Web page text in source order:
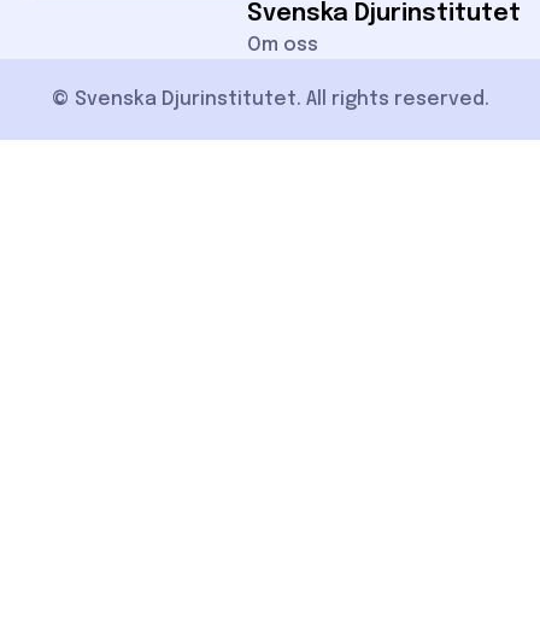
Svenska Djurinstitutet
Om oss
© Svenska Djurinstitutet. All rights reserved.